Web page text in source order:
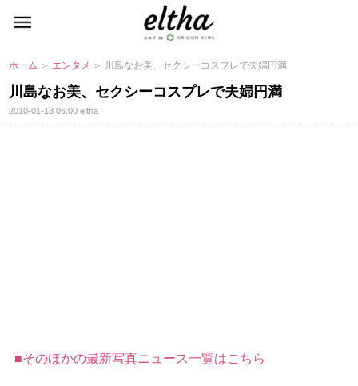
ホーム ＞ エンタメ ＞ 川島なお美、セクシーコスプレで夫婦円満
川島なお美、セクシーコスプレで夫婦円満
2010-01-13 06:00eltha
■そのほかの最新写真ニュース一覧はこちら